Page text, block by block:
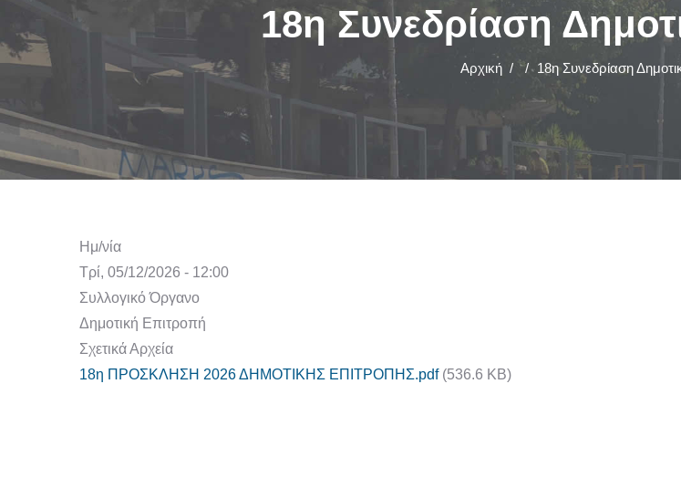
18η Συνεδρίαση
Αρχική / / 18η Συνεδρίαση
Ημ/νία
Τρί, 05/12/2026 - 12:00
Συλλογικό Όργανο
Δημοτική Επιτροπή
Σχετικά Αρχεία
18η ΠΡΟΣΚΛΗΣΗ 2026 ΔΗΜΟΤΙΚΗΣ ΕΠΙΤΡΟΠΗΣ.pdf (536.6 KB)